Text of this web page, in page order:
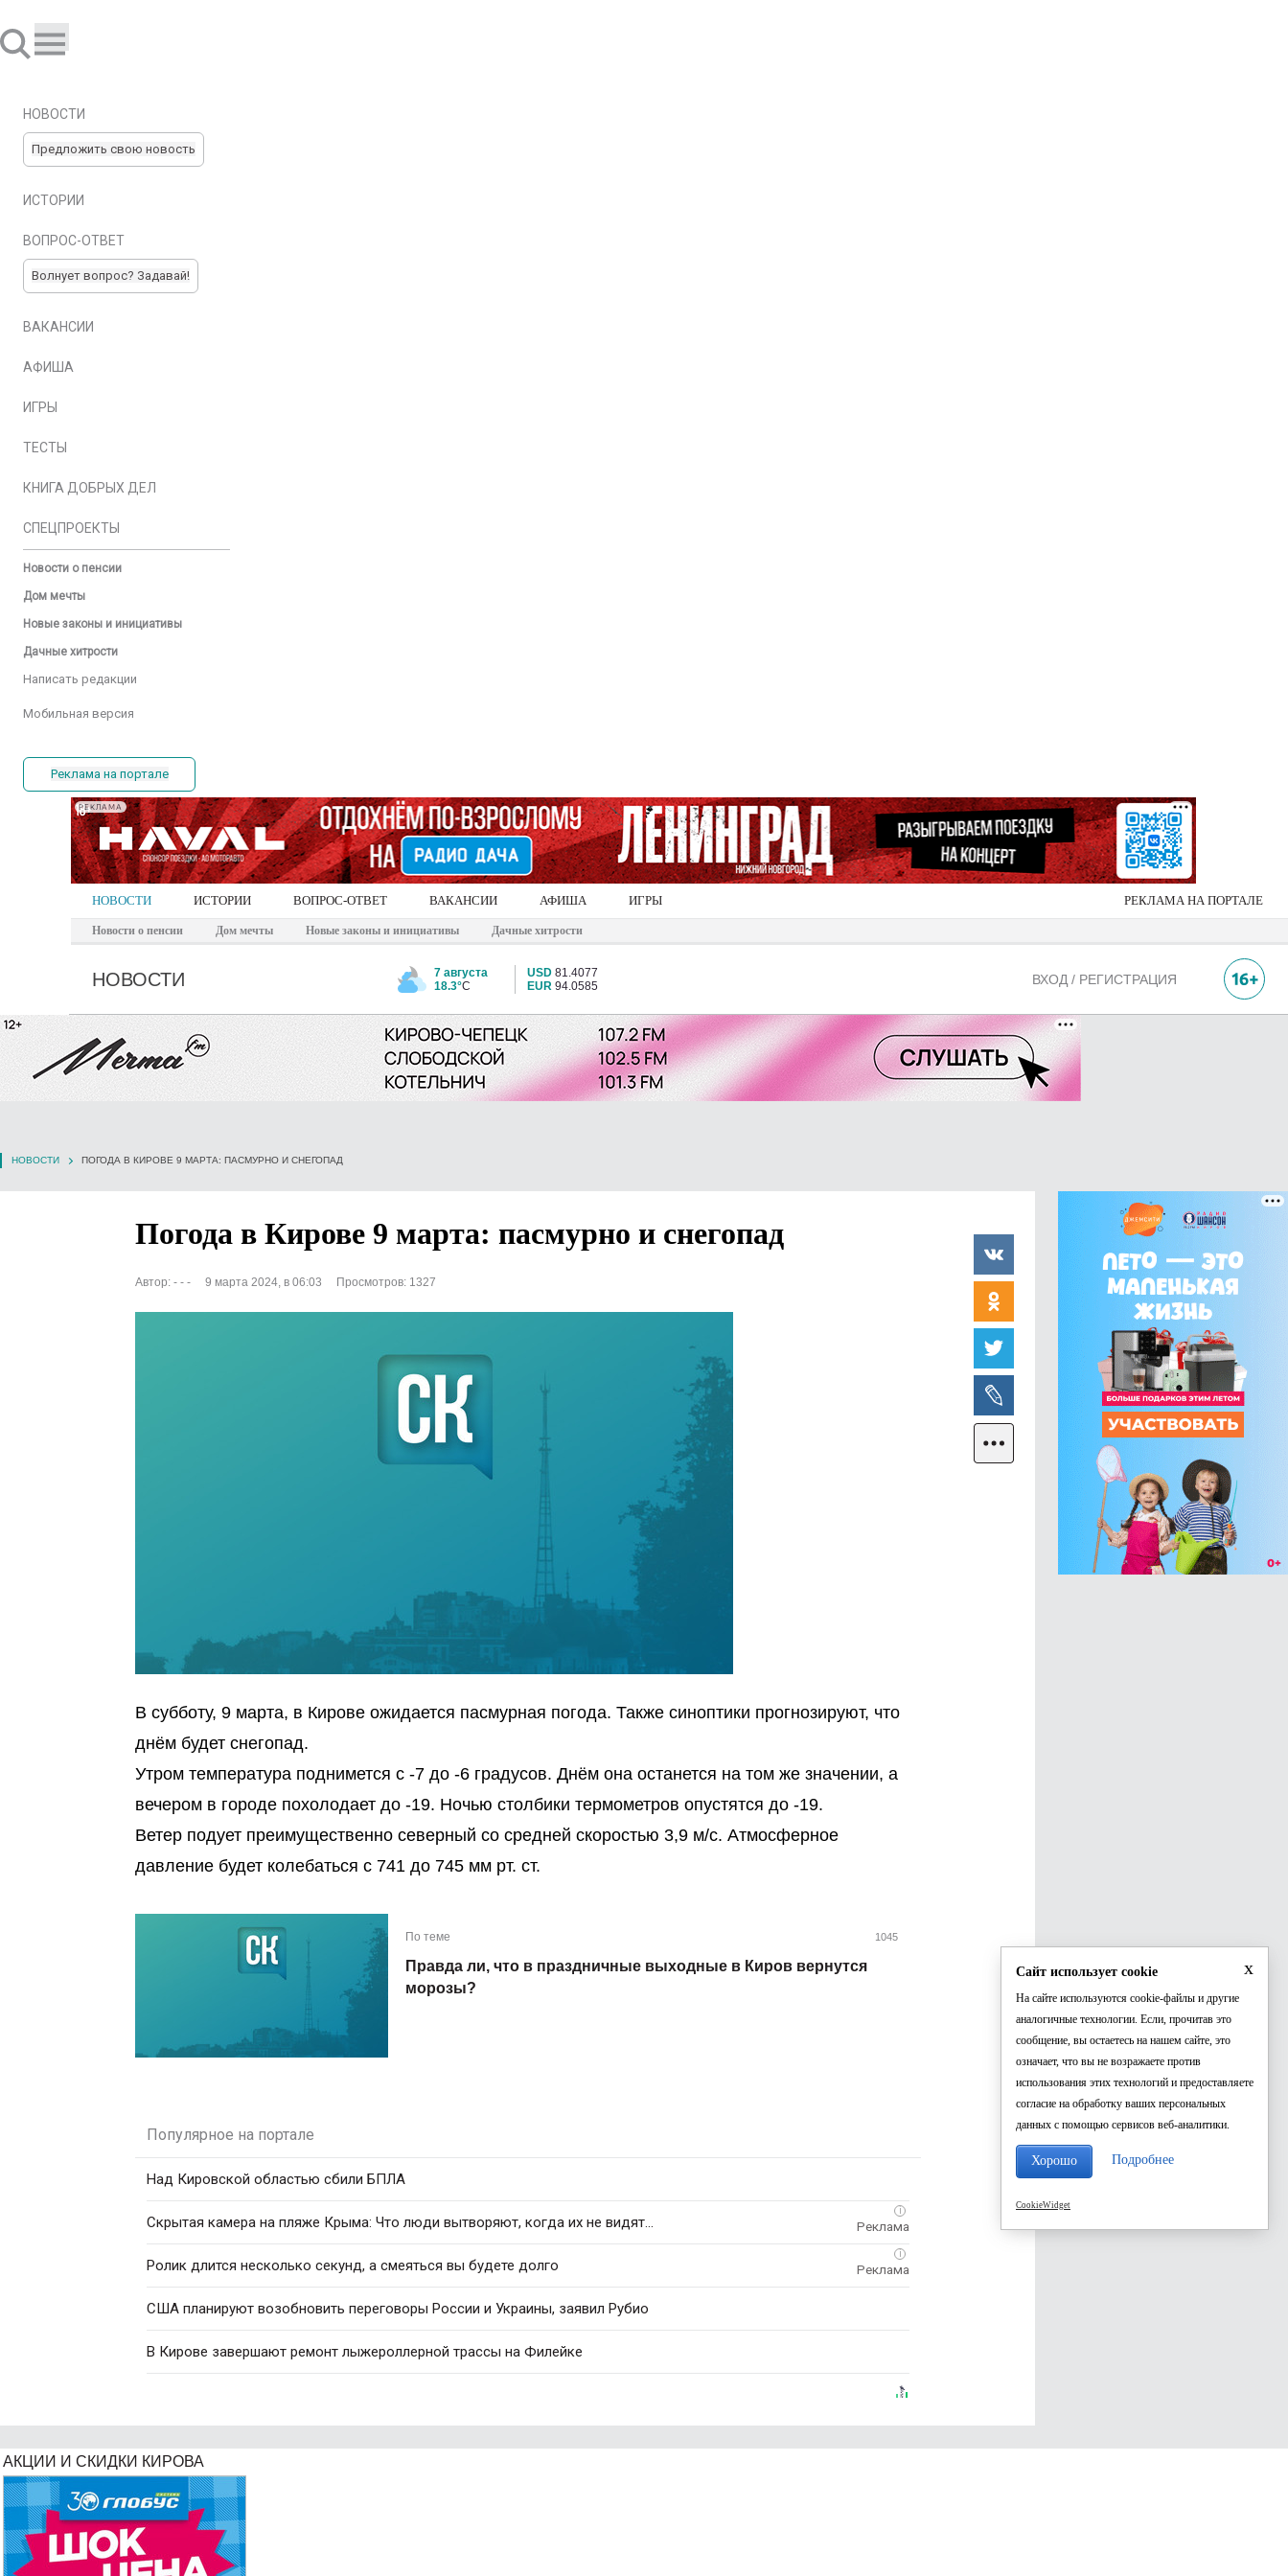
НОВОСТИ
Предложить свою новость
ИСТОРИИ
ВОПРОС-ОТВЕТ
Волнует вопрос? Задавай!
ВАКАНСИИ
АФИША
ИГРЫ
ТЕСТЫ
КНИГА ДОБРЫХ ДЕЛ
СПЕЦПРОЕКТЫ
Новости о пенсии
Дом мечты
Новые законы и инициативы
Дачные хитрости
Написать редакции
Мобильная версия
Реклама на портале
РЕКЛАМА
НОВОСТИ ИСТОРИИ ВОПРОС-ОТВЕТ ВАКАНСИИ АФИША ИГРЫ РЕКЛАМА НА ПОРТАЛЕ
Новости о пенсии Дом мечты Новые законы и инициативы Дачные хитрости
НОВОСТИ
7 августа
18.3°C
USD 81.4077
EUR 94.0585 ВХОД / РЕГИСТРАЦИЯ
НОВОСТИ ПОГОДА В КИРОВЕ 9 МАРТА: ПАСМУРНО И СНЕГОПАД
Погода в Кирове 9 марта: пасмурно и снегопад
Автор: - - - 9 марта 2024, в 06:03 Просмотров: 1327
В субботу, 9 марта, в Кирове ожидается пасмурная погода. Также синоптики прогнозируют, что
днём будет снегопад.
Утром температура поднимется с -7 до -6 градусов. Днём она останется на том же значении, а
вечером в городе похолодает до -19. Ночью столбики термометров опустятся до -19.
Ветер подует преимущественно северный со средней скоростью 3,9 м/с. Атмосферное
давление будет колебаться с 741 до 745 мм рт. ст.
По теме 1045
Правда ли, что в праздничные выходные в Киров вернутся
морозы?
Популярное на портале
Над Кировской областью сбили БПЛА
i
Скрытая камера на пляже Крыма: Что люди вытворяют, когда их не видят...
i
Ролик длится несколько секунд, а смеяться вы будете долго
США планируют возобновить переговоры России и Украины, заявил Рубио
В Кирове завершают ремонт лыжероллерной трассы на Филейке
АКЦИИ И СКИДКИ КИРОВА
x
Сайт использует cookie
На сайте используются cookie-файлы и другие
аналогичные технологии. Если, прочитав это
сообщение, вы остаетесь на нашем сайте, это
означает, что вы не возражаете против
использования этих технологий и предоставляете
согласие на обработку ваших персональных
данных с помощью сервисов веб-аналитики.
Хорошо Подробнее
CookieWidget